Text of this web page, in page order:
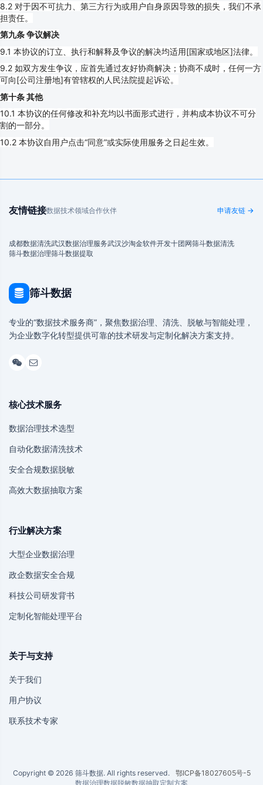
8.2 对于因不可抗力、第三方行为或用户自身原因导致的损失，我们不承
担责任。
第九条 争议解决
9.1 本协议的订立、执行和解释及争议的解决均适用[国家或地区]法律。
9.2 如双方发生争议，应首先通过友好协商解决；协商不成时，任何一方
可向[公司注册地]有管辖权的人民法院提起诉讼。
第十条 其他
10.1 本协议的任何修改和补充均以书面形式进行，并构成本协议不可分
割的一部分。
10.2 本协议自用户点击“同意”或实际使用服务之日起生效。
友情链接数据技术领域合作伙伴 申请友链 →
成都数据清洗武汉数据治理服务武汉沙淘金软件开发十团网筛斗数据清洗
筛斗数据治理筛斗数据提取
筛斗数据
专业的“数据技术服务商”，聚焦数据治理、清洗、脱敏与智能处理，
为企业数字化转型提供可靠的技术研发与定制化解决方案支持。
核心技术服务
数据治理技术选型
自动化数据清洗技术
安全合规数据脱敏
高效大数据抽取方案
行业解决方案
大型企业数据治理
政企数据安全合规
科技公司研发背书
定制化智能处理平台
关于与支持
关于我们
用户协议
联系技术专家
Copyright © 2026 筛斗数据. All rights reserved.
鄂ICP备18027605号-5
数据治理数据脱敏数据抽取定制方案